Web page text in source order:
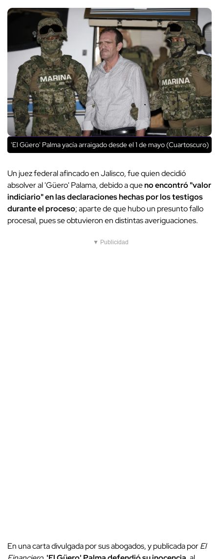
'El Güero' Palma yacía arraigado desde el 1 de mayo (Cuartoscuro)
Un juez federal afincado en Jalisco, fue quien decidió
absolver al 'Güero' Palama, debido a queno encontró "valor
indiciario" en las declaraciones hechas por los testigos
durante el proceso; aparte de que hubo un presunto fallo
procesal, pues se obtuvieron en distintas averiguaciones.
▼ Publicidad
En una carta divulgada por sus abogados, y publicada porEl